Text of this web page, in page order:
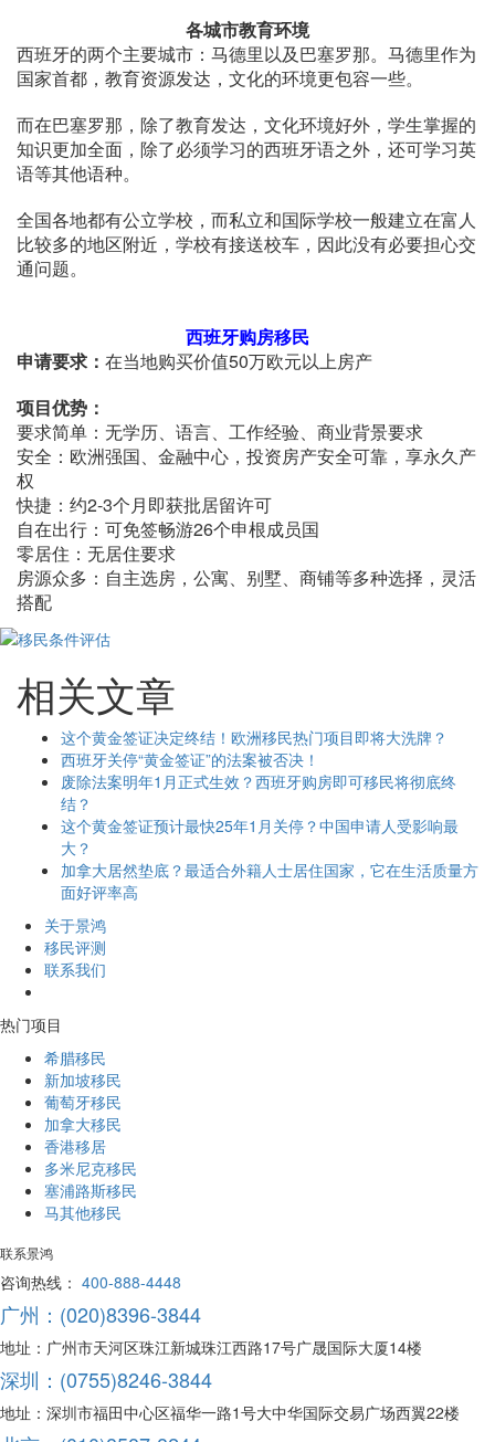
各城市教育环境
西班牙的两个主要城市：马德里以及巴塞罗那。马德里作为
国家首都，教育资源发达，文化的环境更包容一些。
而在巴塞罗那，除了教育发达，文化环境好外，学生掌握的
知识更加全面，除了必须学习的西班牙语之外，还可学习英
语等其他语种。
全国各地都有公立学校，而私立和国际学校一般建立在富人
比较多的地区附近，学校有接送校车，因此没有必要担心交
通问题。
西班牙购房移民
申请要求： 在当地购买价值50万欧元以上房产
项目优势：
要求简单：无学历、语言、工作经验、商业背景要求
安全：欧洲强国、金融中心，投资房产安全可靠，享永久产
权
快捷：约2-3个月即获批居留许可
自在出行：可免签畅游26个申根成员国
零居住：无居住要求
房源众多：自主选房，公寓、别墅、商铺等多种选择，灵活
搭配
相关文章
这个黄金签证决定终结！欧洲移民热门项目即将大洗牌？
西班牙关停“黄金签证”的法案被否决！
废除法案明年1月正式生效？西班牙购房即可移民将彻底终
结？
这个黄金签证预计最快25年1月关停？中国申请人受影响最
大？
加拿大居然垫底？最适合外籍人士居住国家，它在生活质量方
面好评率高
关于景鸿
移民评测
联系我们
热门项目
希腊移民
新加坡移民
葡萄牙移民
加拿大移民
香港移居
多米尼克移民
塞浦路斯移民
马其他移民
联系景鸿
咨询热线： 400-888-4448
广州：(020)8396-3844
地址：广州市天河区珠江新城珠江西路17号广晟国际大厦14楼
深圳：(0755)8246-3844
地址：深圳市福田中心区福华一路1号大中华国际交易广场西翼22楼